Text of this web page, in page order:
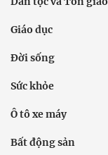
Giáo dục
Đời sống
Sức khỏe
Ô tô xe máy
Bất động sản